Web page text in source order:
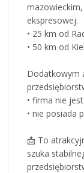
ekspresowej:
• 25 km od
• 50 km od
Dodatkowym
• firma nie
• nie posiada
📩 To
szuka